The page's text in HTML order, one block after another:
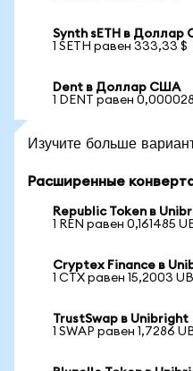
Synth sETH в Доллар
1 SETH равен 333,33 $
Dent в Доллар США
1 DENT равен
Изучите больше
Расширенные
Republic Token в
1 REN равен 0,161485
Cryptex Finance в
1 CTX равен 15,2003
TrustSwap в Unibright
1 SWAP равен 1,7286